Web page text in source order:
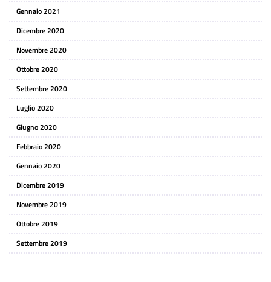
Gennaio 2021
Dicembre 2020
Novembre 2020
Ottobre 2020
Settembre 2020
Luglio 2020
Giugno 2020
Febbraio 2020
Gennaio 2020
Dicembre 2019
Novembre 2019
Ottobre 2019
Settembre 2019